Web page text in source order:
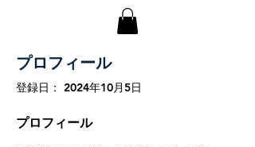
プロフィール
登録日： 2024年10月5日
プロフィール